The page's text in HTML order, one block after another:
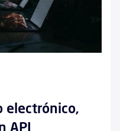
electrónico,
API